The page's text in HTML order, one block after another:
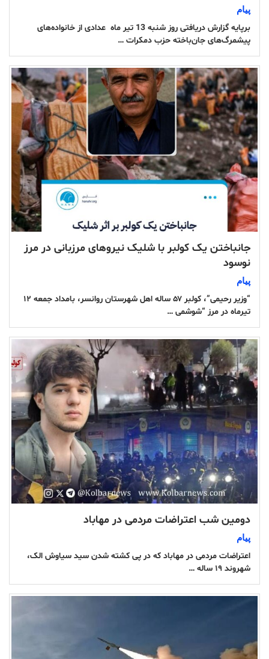
پیام
برپایه گزارش دریافتی روز شنبه 13 تیر ماه عدادی از خانواده‌های
پیشمرگ‌های جان‌باخته حزب دمکرات …
جانباختن یک کولبر با شلیک نیروهای مرزبانی در مرز
نوسود
پیام
“وزیر رحیمی”، کولبر ۵۷ ساله اهل شهرستان روانسر، بامداد جمعه ۱۲
تیرماه در مرز “شوشمی …
دومین شب اعتراضات مردمی در مهاباد
پیام
اعتراضات مردمی در مهاباد که در پی کشته شدن سید سیاوش الک،
شهروند ۱۹ ساله …